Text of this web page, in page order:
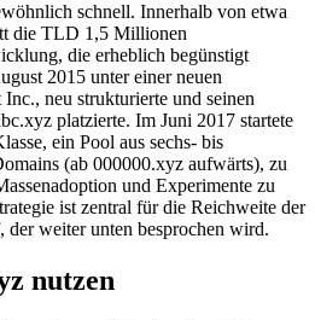
schnell. Innerhalb von etwa
die TLD 1,5 Millionen
die erheblich begünstigt
2015 unter einer neuen
neu strukturierte und seinen
platzierte. Im Juni 2017 startete
ein Pool aus sechs- bis
(ab 000000.xyz aufwärts), zu
und Experimente zu
ist zentral für die Reichweite der
weiter unten besprochen wird.
nutzen